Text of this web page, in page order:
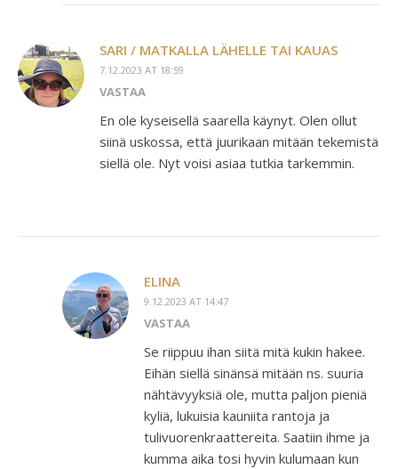
SARI / MATKALLA LÄHELLE TAI KAUAS
7.12.2023 AT 18:59
VASTAA
En ole kyseisellä saarella käynyt. Olen ollut
siinä uskossa, että juurikaan mitään tekemistä
siellä ole. Nyt voisi asiaa tutkia tarkemmin.
ELINA
9.12.2023 AT 14:47
VASTAA
Se riippuu ihan siitä mitä kukin hakee.
Eihän siellä sinänsä mitään ns. suuria
nähtävyyksiä ole, mutta paljon pieniä
kyliä, lukuisia kauniita rantoja ja
tulivuorenkraattereita. Saatiin ihme ja
kumma aika tosi hyvin kulumaan kun